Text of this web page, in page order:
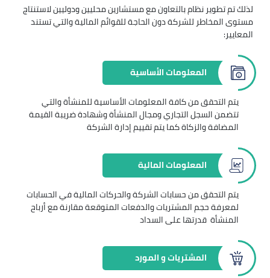
لذلك تم تطوير نظام بالتعاون مع مستشارين محليين ودوليين لاستنتاج
مستوى المخاطر للشركة دون الحاجة للقوائم المالية والتي تستند
المعايير:
المعلومات الأساسية
يتم التحقق من كافة المعلومات الأساسية للمنشأة والتي
تتضمن السجل التجاري ومجال المنشأة وشهادة ضريبة القيمة
المضافة والزكاة كما يتم تقييم إدارة الشركة
المعلومات المالية
يتم التحقق من حسابات الشركة والحركات المالية في الحسابات
لمعرفة حجم المشتريات والدفعات المتوقعة مقارنة مع أرباح
المنشأة قدرتها على السداد
المشتريات و المورد